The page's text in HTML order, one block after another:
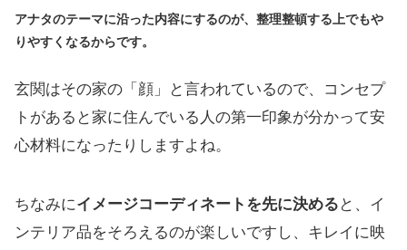
アナタのテーマに沿った内容にするのが、整理整頓する上でもや
りやすくなるからです。
玄関はその家の「顔」と言われているので、コンセプ
トがあると家に住んでいる人の第一印象が分かって安
心材料になったりしますよね。
ちなみにイメージコーディネートを先に決める と、イ
ンテリア品をそろえるのが楽しいですし、キレイに映